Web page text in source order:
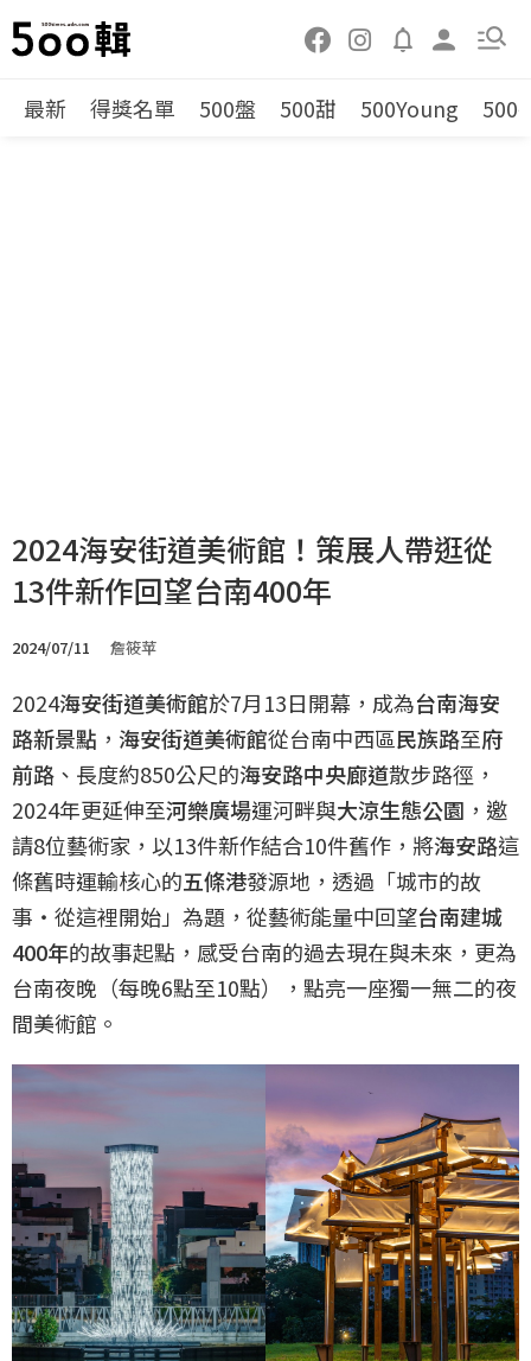
最新 得獎名單 500盤 500甜 500Young 500
2024海安街道美術館！策展人帶逛從
13件新作回望台南400年
2024/07/11 詹筱苹
2024海安街道美術館於7月13日開幕，成為台南海安
路新景點 ， 海安街道美術館從台南中西區民族路至府
前路 、長度約850公尺的海安路中央廊道散步路徑，
2024年更延伸至河樂廣場運河畔與大涼生態公園 ，邀
請8位藝術家，以13件新作結合10件舊作，將海安路這
條舊時運輸核心的五條港發源地，透過「城市的故
事・從這裡開始」為題，從藝術能量中回望台南建城
400年的故事起點，感受台南的過去現在與未來，更為
台南夜晚（每晚6點至10點），點亮一座獨一無二的夜
間美術館。